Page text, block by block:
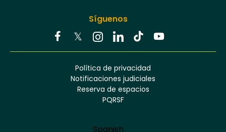
Síguenos
TwitterInstagramLinkedinTiktokYoutube
Política de privacidad
Notificaciones judiciales
Reserva de espacios
PQRSF
Language
Spanish